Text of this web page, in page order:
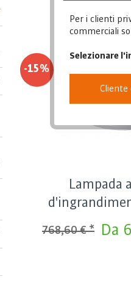
-15%
Lampada
Da
768,60 € *
Per i clienti
commerciali
Selezionare
Cliente